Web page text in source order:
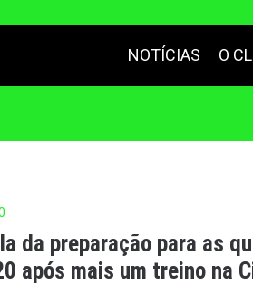
NOTÍCIAS O
da preparação para as
após mais um treino na